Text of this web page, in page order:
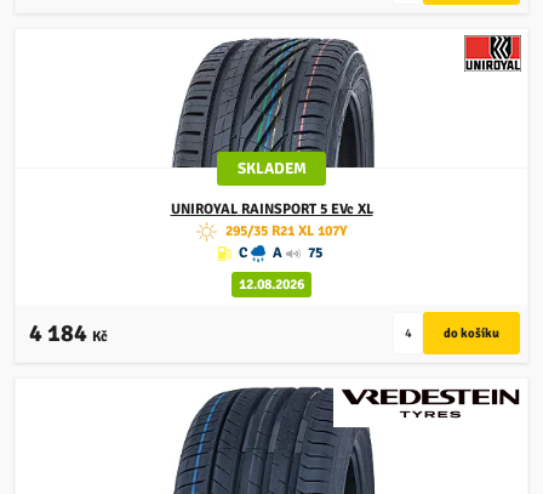
SKLADEM
UNIROYALRAINSPORT 5 EVc XL
295/35 R21 XL 107Y
C
A
75
12.08.2026
4 184 Kč